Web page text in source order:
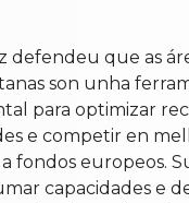
defendeu que as
son unha
para optimizar
e competir en
a fondos europeos.
capacidades e